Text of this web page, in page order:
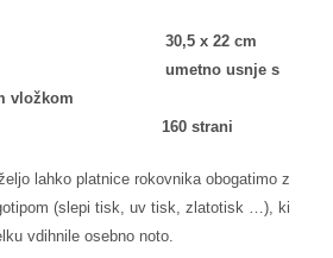
30,5 x 22 cm
umetno usnje s
vložkom
160 strani
lahko platnice rokovnika obogatimo z
(slepi tisk, uv tisk, zlatotisk …), ki
vdihnile osebno noto.